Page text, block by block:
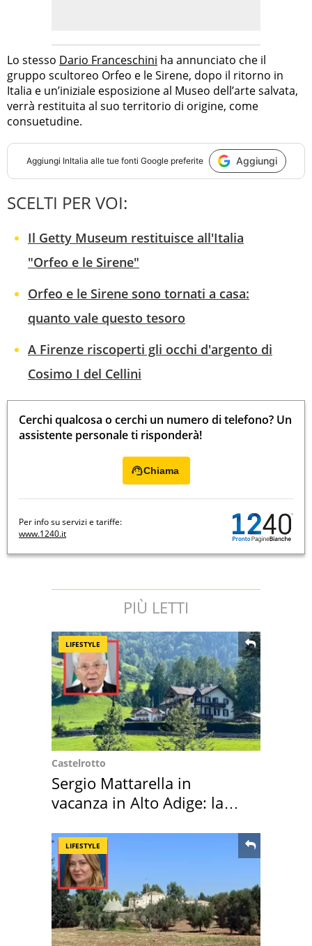
Lo stesso Dario Franceschini ha annunciato che il
gruppo scultoreo Orfeo e le Sirene, dopo il ritorno in
Italia e un’iniziale esposizione al Museo dell’arte salvata,
verrà restituita al suo territorio di origine, come
consuetudine.
Aggiungi InItalia alle tue fonti Google preferite Aggiungi
SCELTI PER VOI:
Il Getty Museum restituisce all'Italia
"Orfeo e le Sirene"
Orfeo e le Sirene sono tornati a casa:
quanto vale questo tesoro
A Firenze riscoperti gli occhi d'argento di
Cosimo I del Cellini
Cerchi qualcosa o cerchi un numero di telefono? Un
assistente personale ti risponderà!
Chiama
Per info su servizi e tariffe:
www.1240.it
PIÙ LETTI
LIFESTYLE
Castelrotto
Sergio Mattarella in
vacanza in Alto Adige: la
LIFESTYLE